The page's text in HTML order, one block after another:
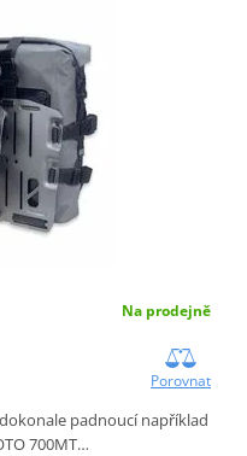
Na prodejně
Porovnat
padnoucí například
700MT…